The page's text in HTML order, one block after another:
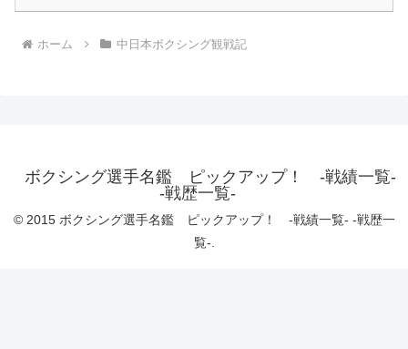
ホーム 中日本ボクシング観戦記
ボクシング選手名鑑 ピックアップ！ -戦績一覧-
-戦歴一覧-
© 2015 ボクシング選手名鑑 ピックアップ！ -戦績一覧- -戦歴一
覧-.